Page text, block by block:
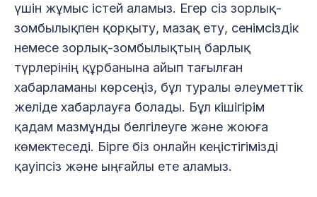
үшін жұмыс істей аламыз. Егер сіз зорлық-
зомбылықпен қорқыту, мазақ ету, сенімсіздік
немесе зорлық-зомбылықтың барлық
түрлерінің құрбанына айып тағылған
хабарламаны көрсеңіз, бұл туралы әлеуметтік
желіде хабарлауға болады. Бұл кішігірім
қадам мазмұнды белгілеуге және жоюға
көмектеседі. Бірге біз онлайн кеңістігімізді
қауіпсіз және ыңғайлы ете аламыз.